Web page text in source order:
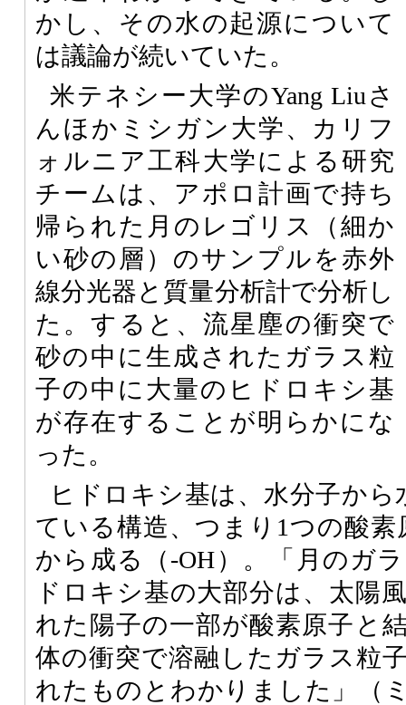
かし、その水の起源について
は議論が続いていた。
米テネシー大学のYang Liuさ
んほかミシガン大学、カリフ
ォルニア工科大学による研究
チームは、アポロ計画で持ち
帰られた月のレゴリス（細か
い砂の層）のサンプルを赤外
線分光器と質量分析計で分析し
た。すると、流星塵の衝突で
砂の中に生成されたガラス粒
子の中に大量のヒドロキシ基
が存在することが明らかにな
った。
ヒドロキシ基は、水分子か
ている構造、つまり1つの酸
から成る（-OH）。「月のガ
ドロキシ基の大部分は、太陽
れた陽子の一部が酸素原子と
体の衝突で溶融したガラス粒
れたものとわかりました」（